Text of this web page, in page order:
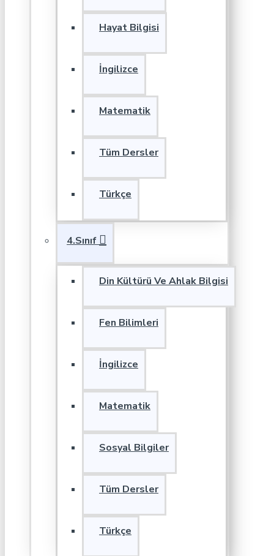
Hayat Bilgisi
İngilizce
Matematik
Tüm Dersler
Türkçe
4.Sınıf
Din Kültürü Ve Ahlak Bilgisi
Fen Bilimleri
İngilizce
Matematik
Sosyal Bilgiler
Tüm Dersler
Türkçe